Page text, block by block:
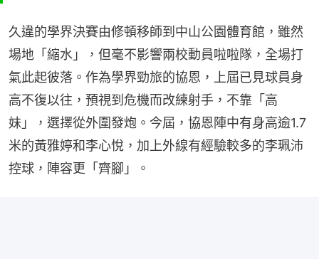
久違的學界決賽由修頓移師到中山公園體育館，雖然
場地「縮水」，但毫不影響兩校動員啦啦隊，全場打
氣此起彼落。作為學界勁旅的協恩，上屆已見球員身
高不復以往，預視到危機而改練射手，不靠「高
妹」，選擇從外圍發炮。今屆，協恩陣中有身高逾1.7
米的黃雅婷和李心悅，加上外線有經驗較多的李珮沛
控球，陣容更「齊腳」。